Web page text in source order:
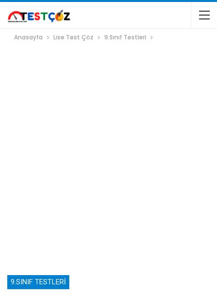
Anasayfa Lise Test Çöz 9.Sınıf Testleri
9.SINIF TESTLERI